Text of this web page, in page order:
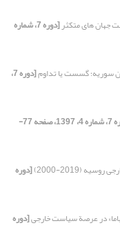
جهان های متکثر [دوره 7، شماره
سوریه؛ ‏گسست یا تداوم [دوره 7،
[دوره 7، شماره 4، 1397، صفحه 77-
‏(2000-2019)‏ [دوره
در عرصة سیاست خارجی[دوره